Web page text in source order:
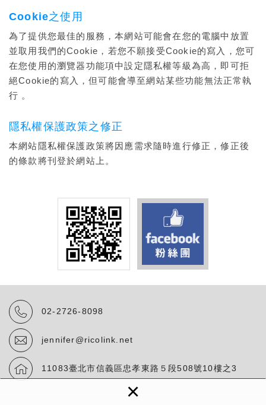
×
Cookie之使用
為了提供您最佳的服務，本網站可能會在您的電腦中放置
並取用我們的Cookie，若您不願接受Cookie的寫入，您可
在您使用的瀏覽器功能項中設定隱私權等級為高，即可拒
絕Cookie的寫入，但可能會導至網站某些功能無法正常執
行 。
隱私權保護政策之修正
本網站隱私權保護政策將因應需求隨時進行修正，修正後
的條款將刊登於網站上。
02-2726-8098
jennifer@ricolink.net
11083臺北市信義區忠孝東路５段508號10樓之3